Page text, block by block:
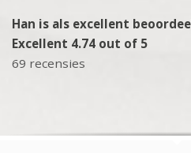
Han is als excellent
Excellent 4.74 out of 5
69 recensies